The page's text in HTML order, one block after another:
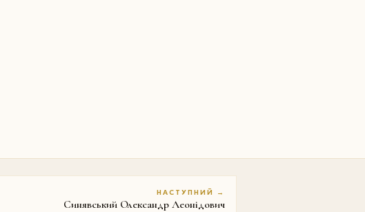
НАСТУПНИЙ →
Синявський Олександр Леонідович